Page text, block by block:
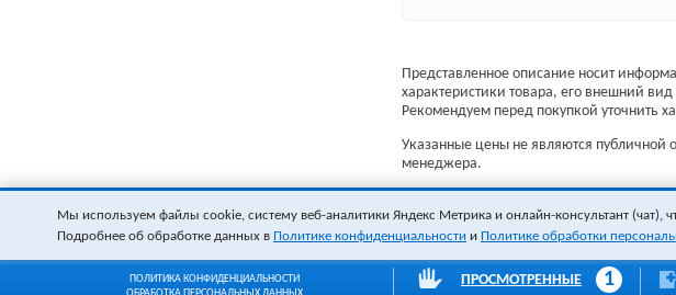
Представленное описание носит
характеристики товара, его внешний
Рекомендуем перед покупкой уточнить
Указанные цены не являются публичной
менеджера.
ПОЛИТИКА КОНФИДЕНЦИАЛЬНОСТИ
ПРОСМОТРЕННЫЕ 1
Мы используем файлы cookie, систему веб-аналитики Яндекс Метрика и онлайн-консультант (чат),
Подробнее об обработке данных в Политике конфиденциальности и Политике обработки